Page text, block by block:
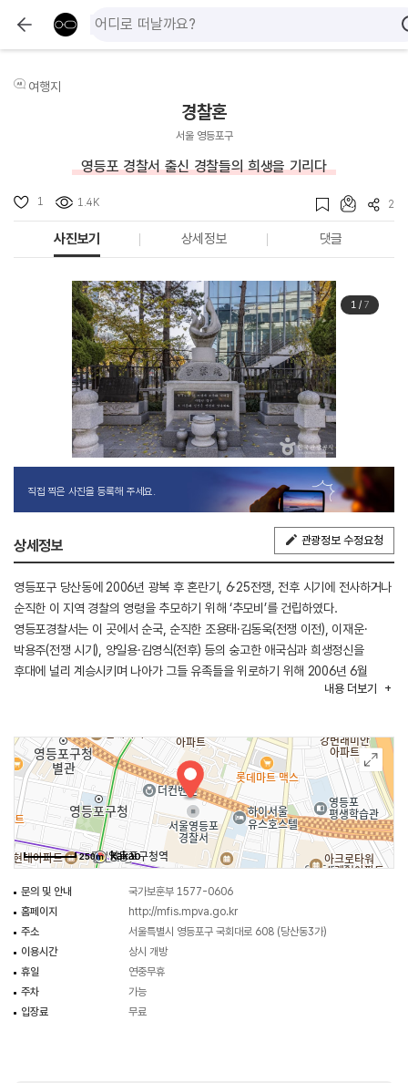
여행지
경찰혼
서울 영등포구
영등포 경찰서 출신 경찰들의 희생을 기리다
1 1.4K 2
사진보기 상세정보 댓글
1/ 7
직접 찍은 사진을 등록해 주세요.
상세정보 관광정보 수정요청
영등포구 당산동에 2006년 광복 후 혼란기, 6·25전쟁, 전후 시기에 전사하거나
순직한 이 지역 경찰의 영령을 추모하기 위해 ‘추모비’를 건립하였다.
영등포경찰서는 이 곳에서 순국, 순직한 조용태·김동욱(전쟁 이전), 이재운·
박용주(전쟁 시기), 양일용·김영식(전후) 등의 숭고한 애국심과 희생정신을
후대에 널리 계승시키며 나아가 그들 유족들을 위로하기 위해 2006년 6월
23일 이 비를 세웠다. 6·25전쟁 전후 영등포 경찰은 국민의 안녕과 평화를
삶보다는 구민의 치안 확보를 위해 사시사철 노력하다가 희생자가 발생했다.
영등포경찰서에서는 매년 이들의 추모행사를 실시하고 있다.
(출처 : 국가보훈부 홈페이지)
내용 더보기
250m
문의 및 안내
국가보훈부 1577-0606
홈페이지
http://mfis.mpva.go.kr
주소
서울특별시 영등포구 국회대로 608 (당산동3가)
이용시간
상시 개방
휴일
연중무휴
주차
가능
입장료
무료